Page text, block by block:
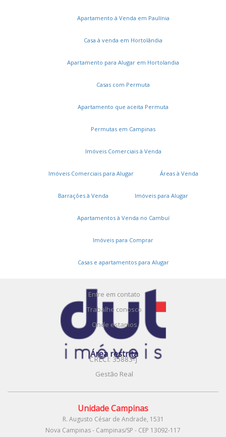
Apartamento à Venda em Paulínia
Casa à venda em Hortolândia
Apartamento para Alugar em Hortolandia
Casas com Permuta
Apartamento que aceita Permuta
Permutas em Campinas
Imóveis Comerciais à Venda
Imóveis Comerciais para Alugar Áreas à Venda
Barrações à Venda Imóveis para Alugar
Apartamentos à Venda no Cambuí
Imóveis para Comprar
Casas e apartamentos para Alugar
CRECI: 35883-J
Serviços
Cadastros e Propostas
Cadastre seu imóvel
Entre em contato
Trabalhe conosco
Onde estamos
Área restrita
Gestão Real
Unidade Campinas
R. Augusto César de Andrade, 1531
Nova Campinas - Campinas/SP - CEP 13092-117